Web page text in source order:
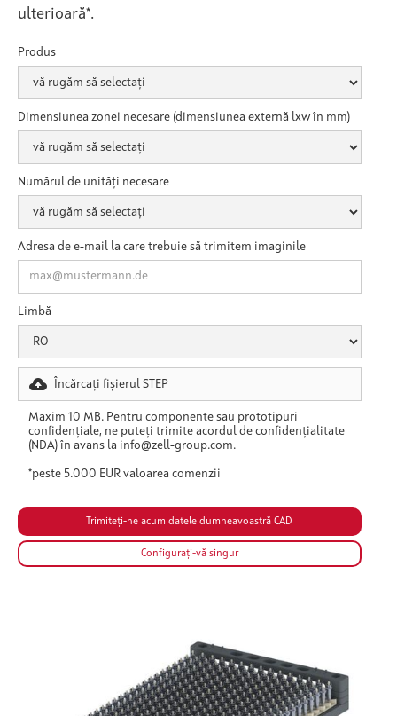
ulterioară*.
Produs
Dimensiunea zonei necesare (dimensiunea externă lxw în mm)
Numărul de unități necesare
Adresa de e-mail la care trebuie să trimitem imaginile
Limbă
Încărcați fișierul STEP
Maxim 10 MB. Pentru componente sau prototipuri
confidențiale, ne puteți trimite acordul de confidențialitate
(NDA) în avans la info@zell-group.com.
*peste 5.000 EUR valoarea comenzii
Configurați-vă singur